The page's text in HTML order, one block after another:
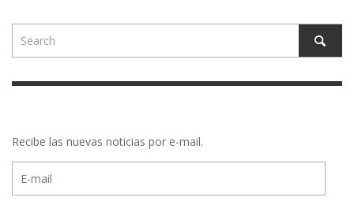
Recibe las nuevas noticias por e-mail.
mail